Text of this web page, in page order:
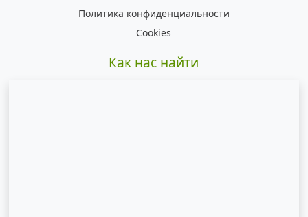
Политика конфиденциальности
Cookies
Как нас найти